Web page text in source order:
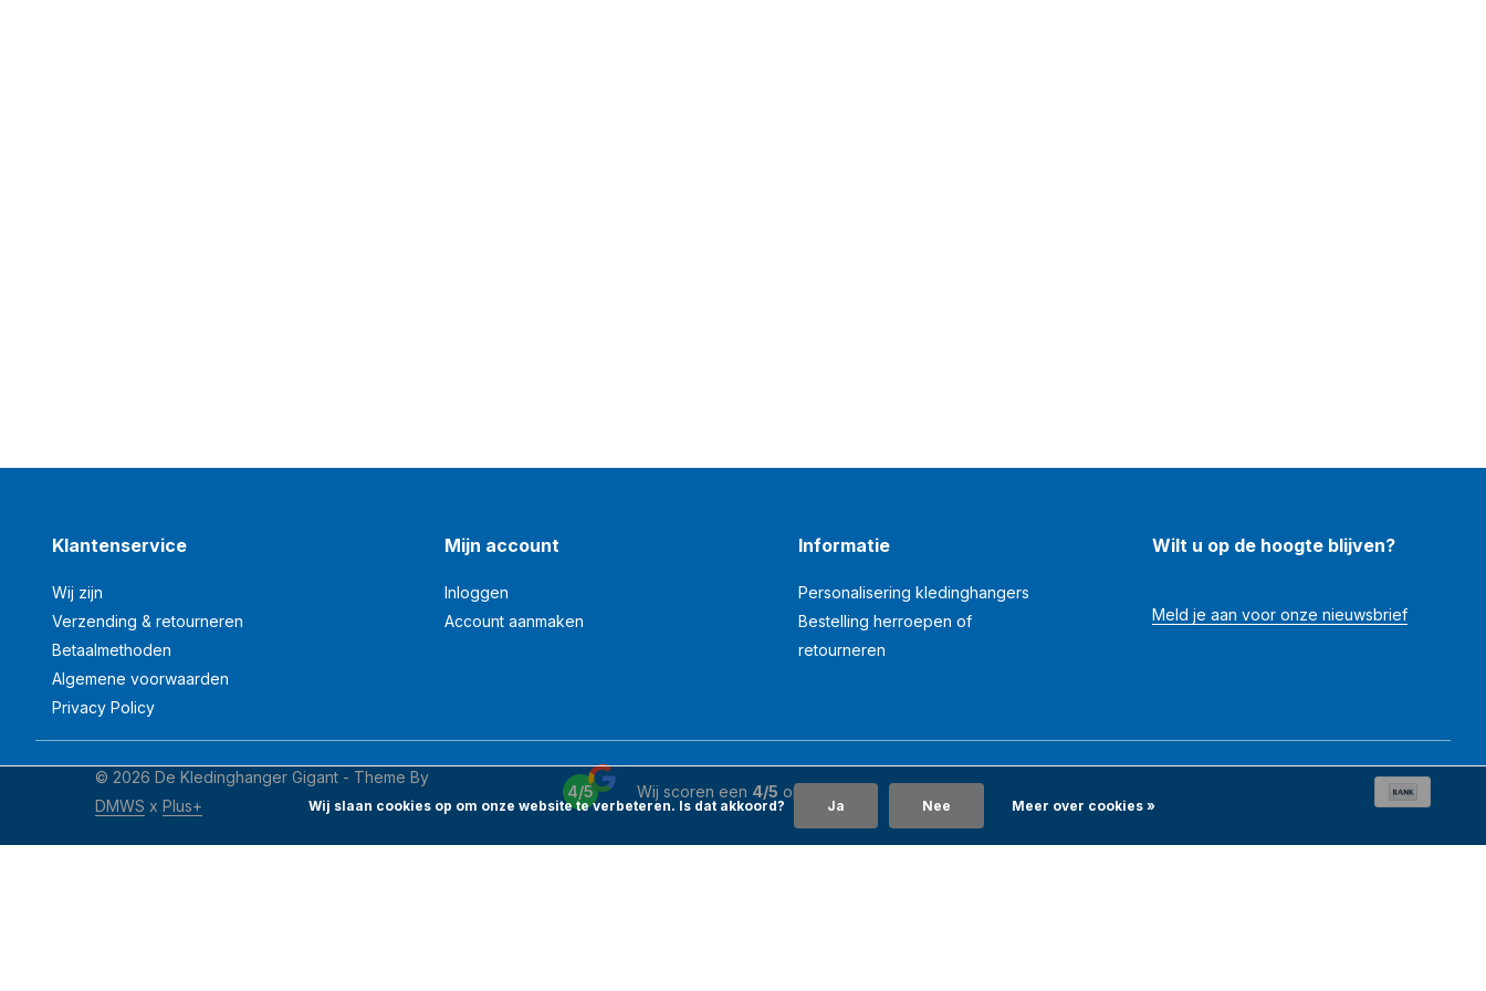
Klantenservice
Wij zijn
Verzending & retourneren
Betaalmethoden
Algemene voorwaarden
Privacy Policy
Mijn account
Inloggen
Account aanmaken
Informatie
Personalisering kledinghangers
Bestelling herroepen of
retourneren
Wilt u op de hoogte blijven?
Meld je aan voor onze nieuwsbrief
© 2026 De Kledinghanger Gigant - Theme By
DMWS xPlus+
4/5 Wij scoren een 4/5 op
Wij slaan cookies op om onze website te verbeteren. Is dat akkoord? Ja Nee Meer over cookies »